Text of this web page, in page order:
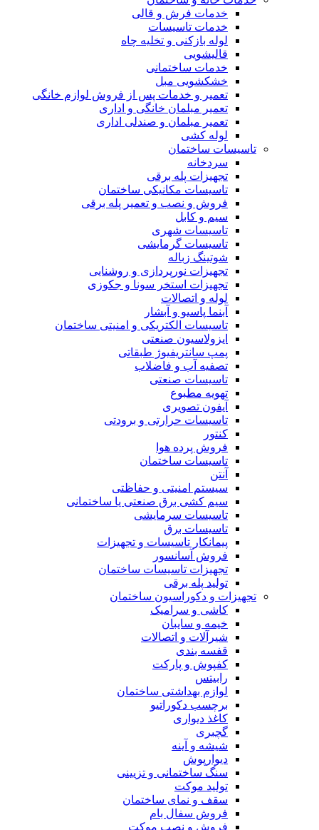
خدمات فرش و قالی
خدمات تاسیسات
لوله بازکنی و تخلیه چاه
قالیشویی
خدمات ساختمانی
خشکشویی مبل
تعمیر و خدمات پس از فروش لوازم خانگی
تعمیر مبلمان خانگی و اداری
تعمیر مبلمان و صندلی اداری
لوله کشی
تاسیسات ساختمان
سردخانه
تجهیزات پله برقی
تاسیسات مکانیکی ساختمان
فروش و نصب و تعمیر پله برقی
سیم و کابل
تاسیسات شهری
تاسیسات گرمایشی
شوتینگ زباله
تجهیزات نورپردازی و روشنایی
تجهیزات استخر سونا و جکوزی
لوله و اتصالات
آبنما پاسیو و آبشار
تاسیسات الکتریکی و امنیتی ساختمان
ایزولاسیون صنعتی
پمپ سانتریفیوژ طبقاتی
تصفیه آب و فاضلاب
تاسیسات صنعتی
تهویه مطبوع
آیفون تصویری
تاسیسات حرارتی و برودتی
کنتور
فروش پرده هوا
تاسیسات ساختمان
آنتن
سیستم امنیتی و حفاظتی
سیم کشی برق صنعتی یا ساختمانی
تاسیسات سرمایشی
تاسیسات برق
پیمانکار تاسیسات و تجهیزات
فروش آسانسور
تجهیزات تاسیسات ساختمان
تولید پله برقی
تجهیزات و دکوراسیون ساختمان
کاشی و سرامیک
خیمه و سایبان
شیرآلات و اتصالات
قفسه بندی
کفپوش و پارکت
رابیتس
لوازم بهداشتی ساختمان
برچسب دکوراتیو
کاغذ دیواری
گچبری
شیشه و آینه
دیوارپوش
سنگ ساختمانی و تزیینی
تولید موکت
سقف و نمای ساختمان
فروش سفال بام
فروش و نصب موکت